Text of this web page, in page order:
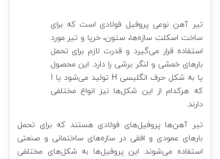
تیر آهن نوعی پروفیل فولادی است که برای
ساخت اسکلت سازه‌ها، ستون، خرپا و تیر مورد
استفاده قرار می‌گیرد و قدرت لازم برای تحمل
بارهای خمشی و لنگر برشی را دارد. این محصول
یا به شکل حرف انگلیسی H تولید می‌شود یا I
که هرکدام از این شکل‌ها نیز انواع مختلفی
دارند.
تیر آهن‌ها پروفیل‌های فولادی هستند که برای تحمل
بارهای عمودی و افقی در سازه‌های ساختمانی و صنعتی
استفاده می‌شوند. این پروفیل‌ها به شکل‌های مختلفی